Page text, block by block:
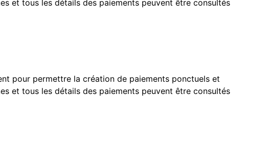
et tous les détails des paiements peuvent être consultés
pour permettre la création de paiements ponctuels et
et tous les détails des paiements peuvent être consultés